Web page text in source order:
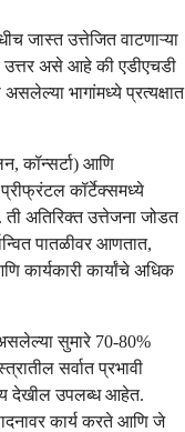
जास्त उत्तेजित वाटणाऱ्या
असे आहे की एडीएचडी
असलेल्या भागांमध्ये प्रत्यक्षात
कॉन्सर्टा) आणि
कॉर्टेक्समध्ये
ती अतिरिक्त उत्तेजना जोडत
पातळीवर आणतात,
कार्यकारी कार्यांचे अधिक
सुमारे 70-80%
सर्वात प्रभावी
देखील उपलब्ध आहेत.
कार्य करते आणि जे